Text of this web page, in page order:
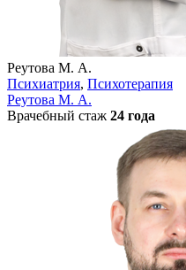
Реутова М. А.
Психиатрия, Психотерапия
Реутова М. А.
Врачебный стаж 24 года